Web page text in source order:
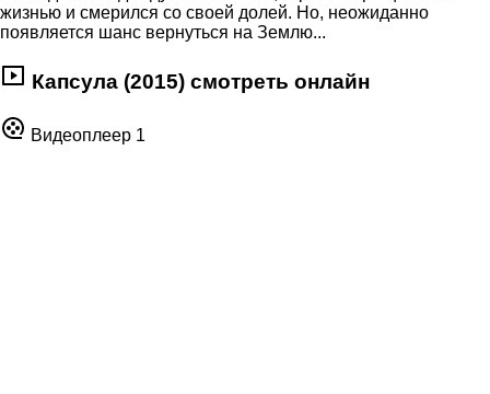
жизнью и смерился со своей долей. Но, неожиданно
появляется шанс вернуться на Землю...
Капсула (2015) смотреть онлайн
Видеоплеер 1